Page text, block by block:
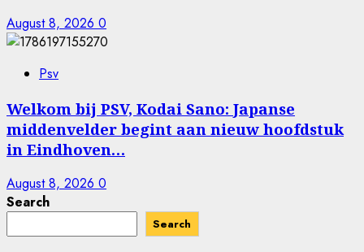
August 8, 2026 0
Psv
Welkom bij PSV, Kodai Sano: Japanse
middenvelder begint aan nieuw hoofdstuk
in Eindhoven…
August 8, 2026 0
Search
Search